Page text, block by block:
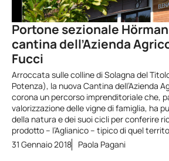
Portone sezionale
cantina dell’Azienda
Fucci
Arroccata sulle colline di Solagna del
Potenza), la nuova Cantina dell’Azienda
corona un percorso imprenditoriale che,
valorizzazione delle vigne di famiglia, ha
della natura e dei suoi cicli per conferire
prodotto – l’Aglianico – tipico di quel
31 Gennaio 2018
Paola Pagani